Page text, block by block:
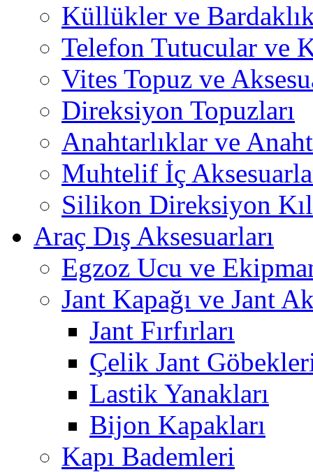
Küllükler ve
Telefon Tutucular ve
Vites Topuz ve
Direksiyon Topuzları
Anahtarlıklar ve
Muhtelif İç
Silikon Direksiyon
Araç Dış Aksesuarları
Egzoz Ucu ve
Jant Kapağı ve Jant
Jant Fırfırları
Çelik Jant
Lastik Yanakları
Bijon Kapakları
Kapı Bademleri